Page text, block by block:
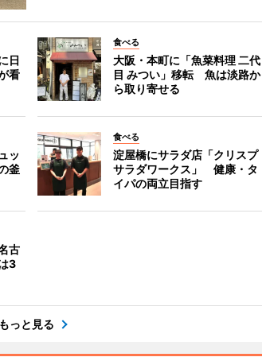
日
看
食べる
大阪・本町に「魚菜料理 二代
目 みつい」移転 魚は淡路か
ら取り寄せる
ッ
釜
食べる
淀屋橋にサラダ店「クリスプ
サラダワークス」 健康・タ
イパの両立目指す
古
3
もっと見る